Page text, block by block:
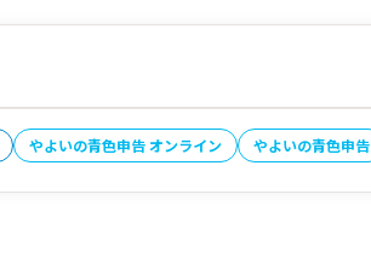
やよいの青色申告 オンライン やよいの青色申告